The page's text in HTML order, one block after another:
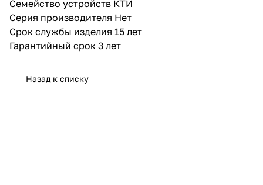
Семейство устройств КТИ
Серия производителя Нет
Срок службы изделия 15 лет
Гарантийный срок 3 лет
Назад к списку